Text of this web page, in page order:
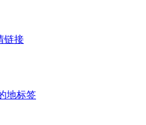
链接
地标签